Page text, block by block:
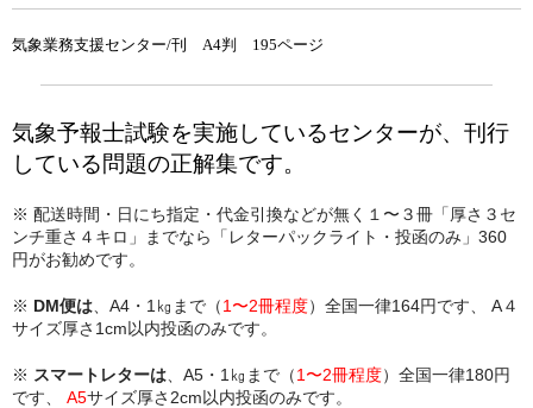
気象業務支援センター/刊 A4判 195ページ
気象予報士試験を実施しているセンターが、刊行
している問題の正解集です。
※ 配送時間・日にち指定・代金引換などが無く１〜３冊「厚さ３セ
ンチ重さ４キロ」までなら「レターパックライト・投函のみ」360
円がお勧めです。
※ DM便は 、A4・1㎏まで（1〜2冊程度）全国一律164円です、 A４
サイズ厚さ1cm以内投函のみです。
※ スマートレターは 、A5・1㎏まで（1〜2冊程度）全国一律180円
です、
A5サイズ厚さ2cm以内投函のみです。